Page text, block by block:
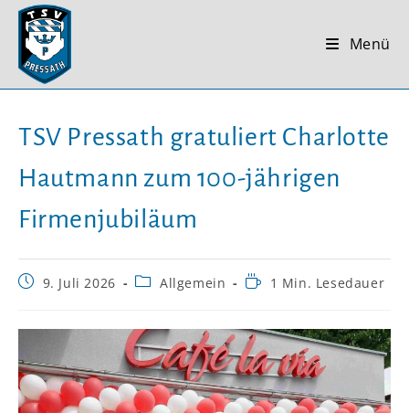
Zum
Inhalt
springen
Menü
TSV Pressath gratuliert Charlotte
Hautmann zum 100-jährigen
Firmenjubiläum
Beitrag9. Juli 2026
Beitrags-
Allgemein Lesedauer:
1 Min. Lesedauer